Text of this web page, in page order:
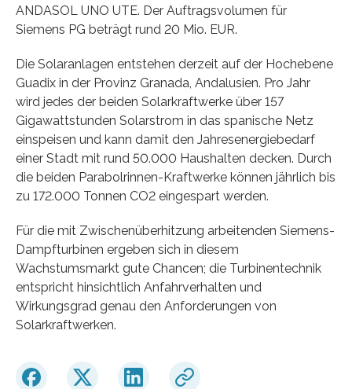
ANDASOL UNO UTE. Der Auftragsvolumen für
Siemens PG beträgt rund 20 Mio. EUR.
Die Solaranlagen entstehen derzeit auf der Hochebene
Guadix in der Provinz Granada, Andalusien. Pro Jahr
wird jedes der beiden Solarkraftwerke über 157
Gigawattstunden Solarstrom in das spanische Netz
einspeisen und kann damit den Jahresenergiebedarf
einer Stadt mit rund 50.000 Haushalten decken. Durch
die beiden Parabolrinnen-Kraftwerke können jährlich bis
zu 172.000 Tonnen CO2 eingespart werden.
Für die mit Zwischenüberhitzung arbeitenden Siemens-
Dampfturbinen ergeben sich in diesem
Wachstumsmarkt gute Chancen; die Turbinentechnik
entspricht hinsichtlich Anfahrverhalten und
Wirkungsgrad genau den Anforderungen von
Solarkraftwerken.